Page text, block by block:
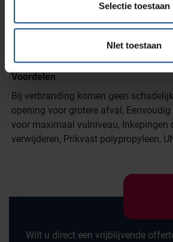
Selectie toestaan
NIet toestaan
AP Medical
Voordelen
Bij verbranding komen geen
opening voor grotere afval,
voor maximaal vulniveau, Inkepingen
verwijderen, Prikvast polypropyleen,
Wilt u direct een vrijblijvende